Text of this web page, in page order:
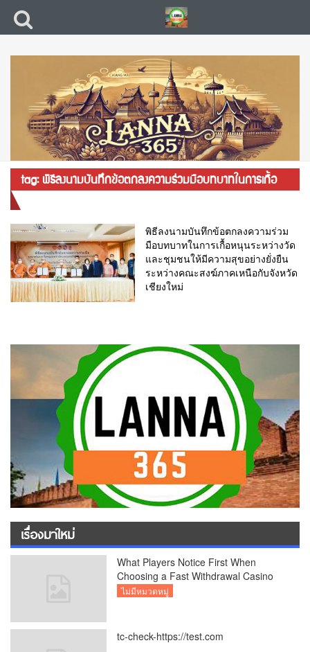
tag: พิธีลงนามบันทึกข้อตกลงความร่วมมือบทบาทในการเกื้อ
พิธีลงนามบันทึกข้อตกลงความร่วม
มือบทบาทในการเกื้อหนุนระหว่างวัด
และชุมชนให้มีความสุขอย่างยั่งยืน
ระหว่างคณะสงฆ์ภาคเหนือกับจังหวัด
เชียงใหม่
เรื่องมาใหม่
What Players Notice First When
Choosing a Fast Withdrawal Casino
UK
ไม่มีหมวดหมู่
tc-check-https://test.com